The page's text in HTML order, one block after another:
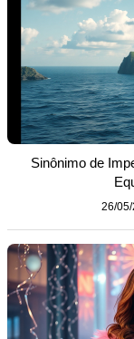
Sinônimo de
26/